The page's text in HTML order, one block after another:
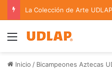
Menu
Inicio / Bicampeones Aztecas